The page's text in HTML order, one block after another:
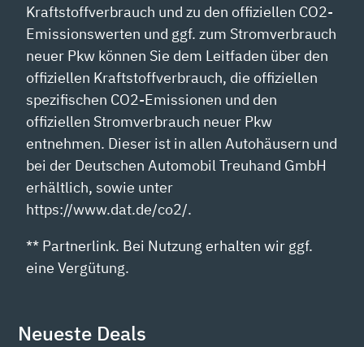
Kraftstoffverbrauch und zu den offiziellen CO2-
Emissionswerten und ggf. zum Stromverbrauch
neuer Pkw können Sie dem Leitfaden über den
offiziellen Kraftstoffverbrauch, die offiziellen
spezifischen CO2-Emissionen und den
offiziellen Stromverbrauch neuer Pkw
entnehmen. Dieser ist in allen Autohäusern und
bei der Deutschen Automobil Treuhand GmbH
erhältlich, sowie unter
https://www.dat.de/co2/.
** Partnerlink. Bei Nutzung erhalten wir ggf.
eine Vergütung.
Neueste Deals